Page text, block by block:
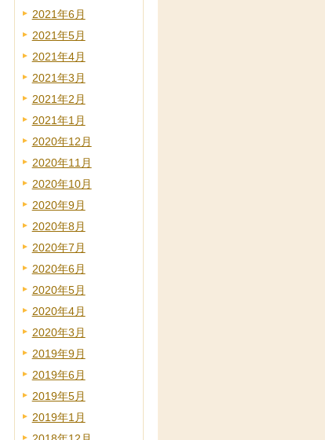
2021年6月
2021年5月
2021年4月
2021年3月
2021年2月
2021年1月
2020年12月
2020年11月
2020年10月
2020年9月
2020年8月
2020年7月
2020年6月
2020年5月
2020年4月
2020年3月
2019年9月
2019年6月
2019年5月
2019年1月